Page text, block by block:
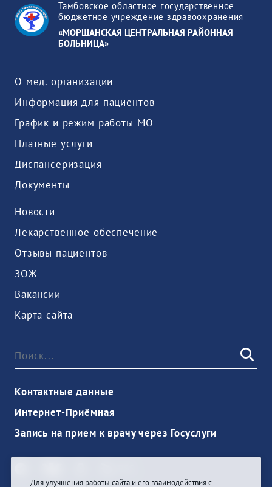
Тамбовское областное государственное
бюджетное учреждение здравоохранения
«МОРШАНСКАЯ ЦЕНТРАЛЬНАЯ РАЙОННАЯ
БОЛЬНИЦА»
О мед. организации
Информация для пациентов
График и режим работы МО
Платные услуги
Диспансеризация
Документы
Новости
Лекарственное обеспечение
Отзывы пациентов
ЗОЖ
Вакансии
Карта сайта
Контактные данные
Интернет-Приёмная
Запись на прием к врачу через Госуслуги
Для улучшения работы сайта и его взаимодействия с